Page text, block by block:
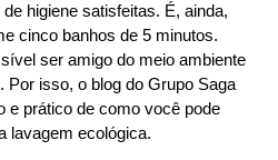
higiene satisfeitas. É, ainda,
cinco banhos de 5 minutos.
ser amigo do meio ambiente
Por isso, o blog do Grupo Saga
e prático de como você pode
lavagem ecológica.